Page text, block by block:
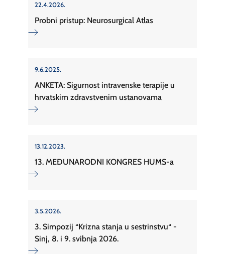
22.4.2026.
Probni pristup: Neurosurgical Atlas
9.6.2025.
ANKETA: Sigurnost intravenske terapije u
hrvatskim zdravstvenim ustanovama
13.12.2023.
13. MEĐUNARODNI KONGRES HUMS-a
3.5.2026.
3. Simpozij “Krizna stanja u sestrinstvu“ -
Sinj, 8. i 9. svibnja 2026.